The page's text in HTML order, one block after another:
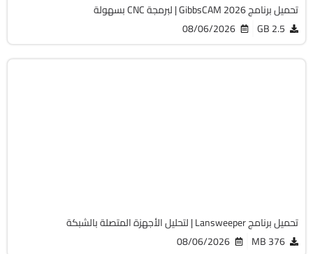
تحميل برنامج GibbsCAM 2026 | لبرمجة CNC بسهولة
2.5 GB
08/06/2026
تحميل برنامج Lansweeper | لتحليل الأجهزة المتصلة بالشبكة
376 MB
08/06/2026